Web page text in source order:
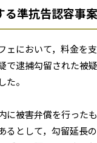
準抗告認容事案
ェにおいて，料金を
で逮捕勾留された被
た。
に被害弁償を行った
るとして，勾留延長